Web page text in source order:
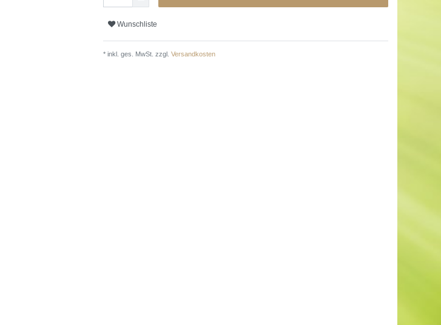
Wunschliste
* inkl. ges. MwSt. zzgl. Versandkosten